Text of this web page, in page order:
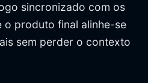
sincronizado com os
o produto final alinhe-se
sem perder o contexto